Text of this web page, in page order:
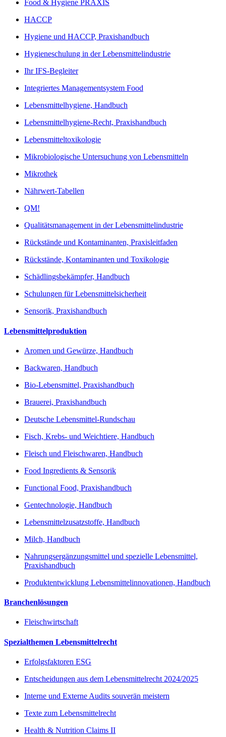
Food & Hygiene PRAXIS
HACCP
Hygiene und HACCP, Praxishandbuch
Hygieneschulung in der Lebensmittelindustrie
Ihr IFS-Begleiter
Integriertes Managementsystem Food
Lebensmittelhygiene, Handbuch
Lebensmittelhygiene-Recht, Praxishandbuch
Lebensmitteltoxikologie
Mikrobiologische Untersuchung von Lebensmitteln
Mikrothek
Nährwert-Tabellen
QM!
Qualitätsmanagement in der Lebensmittelindustrie
Rückstände und Kontaminanten, Praxisleitfaden
Rückstände, Kontaminanten und Toxikologie
Schädlingsbekämpfer, Handbuch
Schulungen für Lebensmittelsicherheit
Sensorik, Praxishandbuch
Lebensmittelproduktion
Aromen und Gewürze, Handbuch
Backwaren, Handbuch
Bio-Lebensmittel, Praxishandbuch
Brauerei, Praxishandbuch
Deutsche Lebensmittel-Rundschau
Fisch, Krebs- und Weichtiere, Handbuch
Fleisch und Fleischwaren, Handbuch
Food Ingredients & Sensorik
Functional Food, Praxishandbuch
Gentechnologie, Handbuch
Lebensmittelzusatzstoffe, Handbuch
Milch, Handbuch
Nahrungsergänzungsmittel und spezielle Lebensmittel,
Praxishandbuch
Produktentwicklung Lebensmittelinnovationen, Handbuch
Branchenlösungen
Fleischwirtschaft
Spezialthemen Lebensmittelrecht
Erfolgsfaktoren ESG
Entscheidungen aus dem Lebensmittelrecht 2024/2025
Interne und Externe Audits souverän meistern
Texte zum Lebensmittelrecht
Health & Nutrition Claims II